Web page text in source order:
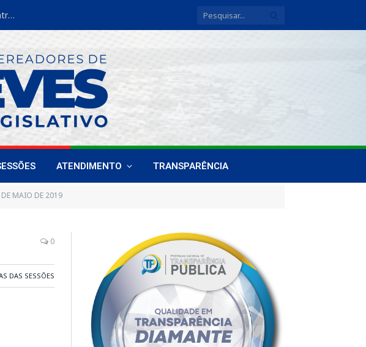
Vereadoras de Breves fortalecem liderança feminina em encontro estadual
ATENDIMENTO TRANSPARÊNCIA
DE MAIO DE 2019
0
DAS SESSÕES